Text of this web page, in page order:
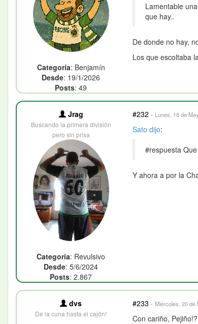
Categoría: Benjamín
Desde: 19/1/2026
Posts: 49
Lamentable
que hay..
De donde no hay,
Los que escoltaba
Jrag
Buscando la primera división
pero sin prisa
Categoría: Revulsivo
Desde: 5/6/2024
Posts: 2.867
#232 · Lunes, 18 de
Sato dijo:
#respuesta
Y ahora a por la
dvs
De la cuna hasta el cajón!
#233 · Miércoles, 20 de
Con cariño, Pejiño!?